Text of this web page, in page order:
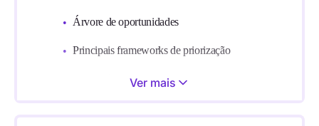
Árvore de oportunidades
Principais frameworks de priorização
Boas práticas de priorização
Ver mais